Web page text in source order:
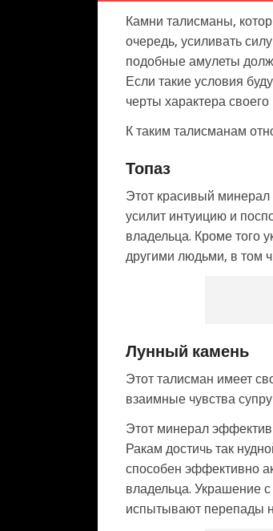
Камни талисманы,
очередь, усиливать
подобные амулеты
Если такие условия
черты характера
К таким талисманам
Топаз
Этот красивый
усилит интуицию и
владельца. Кроме того
другими людьми, в том
Лунный камень
Этот талисман имеет
взаимные чувства
Этот минерал
Ракам достичь так
способен эффективно
владельца. Украшение
испытывают перепады